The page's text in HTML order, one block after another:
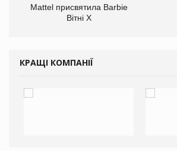
Mattel присвятила Barbie
Вітні Х
КРАЩІ КОМПАНІЇ